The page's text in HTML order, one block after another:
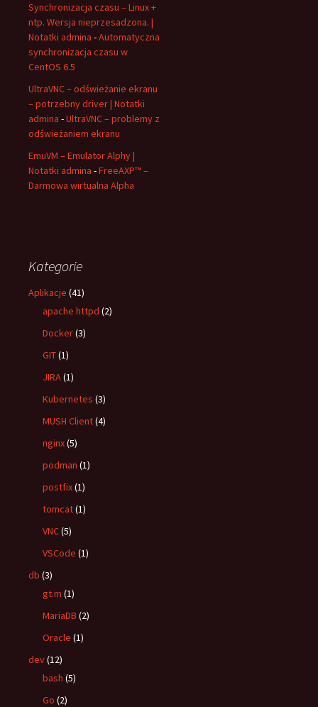
Synchronizacja czasu – Linux +
ntp. Wersja nieprzesadzona. |
Notatki admina -Automatyczna
synchronizacja czasu w
CentOS 6.5
UltraVNC – odświeżanie ekranu
– potrzebny driver | Notatki
admina -UltraVNC – problemy z
odświeżaniem ekranu
EmuVM – Emulator Alphy |
Notatki admina -FreeAXP™ –
Darmowa wirtualna Alpha
Kategorie
Aplikacje (41)
apache httpd (2)
Docker(3)
GIT(1)
JIRA(1)
Kubernetes (3)
MUSH Client(4)
nginx(5)
podman (1)
postfix(1)
tomcat(1)
VNC(5)
VSCode (1)
db (3)
gt.m (1)
MariaDB (2)
Oracle (1)
dev(12)
bash (5)
Go (2)